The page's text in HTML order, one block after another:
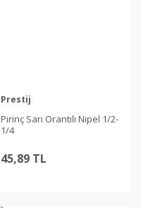
Prestij
Pirinç Sarı Orantılı Nipel 1/2-
1/4
45,89 TL